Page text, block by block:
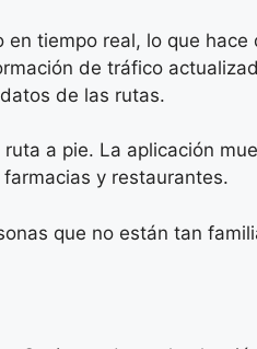
tiempo real, lo que hace
de tráfico
de las rutas.
a pie. La aplicación
y restaurantes.
que no están tan